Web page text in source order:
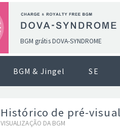
BGM grátis DOVA-SYNDROME
BGM & Jingel SE
Histórico de pré-
VISUALIZAÇÃO DA BGM